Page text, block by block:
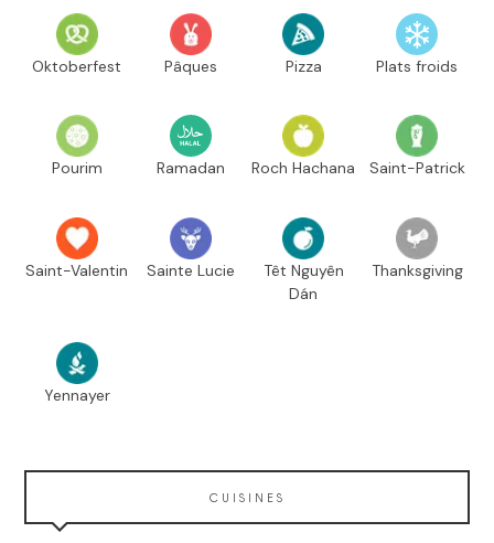
Oktoberfest Pâques Pizza Plats froids
Pourim Ramadan Roch Hachana Saint-Patrick
Saint-Valentin Sainte Lucie
Têt Nguyên
Dán
Thanksgiving
Yennayer
CUISINES